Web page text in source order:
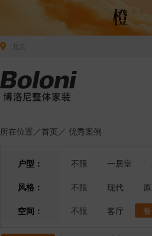
所在位置／首页 ／ 优秀案例
户型： 不限 一居室
风格：
不限 现代
空间：
不限 客厅